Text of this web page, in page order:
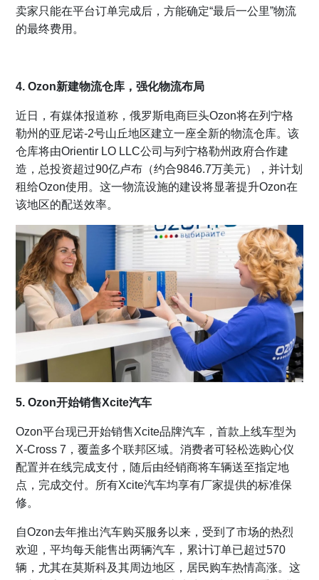
卖家只能在平台订单完成后，方能确定“最后一公里”物流
的最终费用。
4. Ozon新建物流仓库，强化物流布局
近日，有媒体报道称，俄罗斯电商巨头Ozon将在列宁格
勒州的亚尼诺-2号山丘地区建立一座全新的物流仓库。该
仓库将由Orientir LO LLC公司与列宁格勒州政府合作建
造，总投资超过90亿卢布（约合9846.7万美元），并计划
租给Ozon使用。这一物流设施的建设将显著提升Ozon在
该地区的配送效率。
5. Ozon开始销售Xcite汽车
Ozon平台现已开始销售Xcite品牌汽车，首款上线车型为
X-Cross 7，覆盖多个联邦区域。消费者可轻松选购心仪
配置并在线完成支付，随后由经销商将车辆送至指定地
点，完成交付。所有Xcite汽车均享有厂家提供的标准保
修。
自Ozon去年推出汽车购买服务以来，受到了市场的热烈
欢迎，平均每天能售出两辆汽车，累计订单已超过570
辆，尤其在莫斯科及其周边地区，居民购车热情高涨。这